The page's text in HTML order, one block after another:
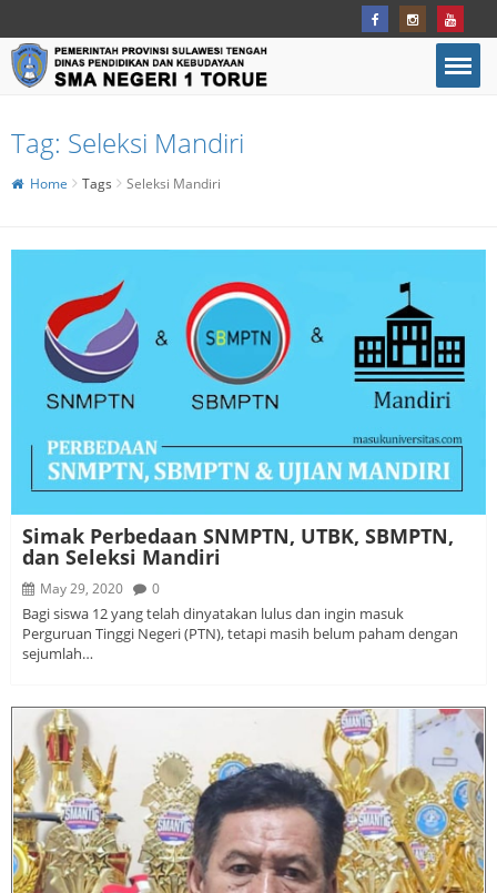
Tag: Seleksi Mandiri
Home Tags Seleksi Mandiri
Simak Perbedaan SNMPTN, UTBK, SBMPTN,
dan Seleksi Mandiri
May 29, 2020 0
Bagi siswa 12 yang telah dinyatakan lulus dan ingin masuk
Perguruan Tinggi Negeri (PTN), tetapi masih belum paham dengan
sejumlah…